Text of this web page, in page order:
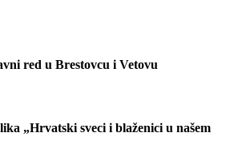
red u Brestovcu i Vetovu
„Hrvatski sveci i blaženici u našem